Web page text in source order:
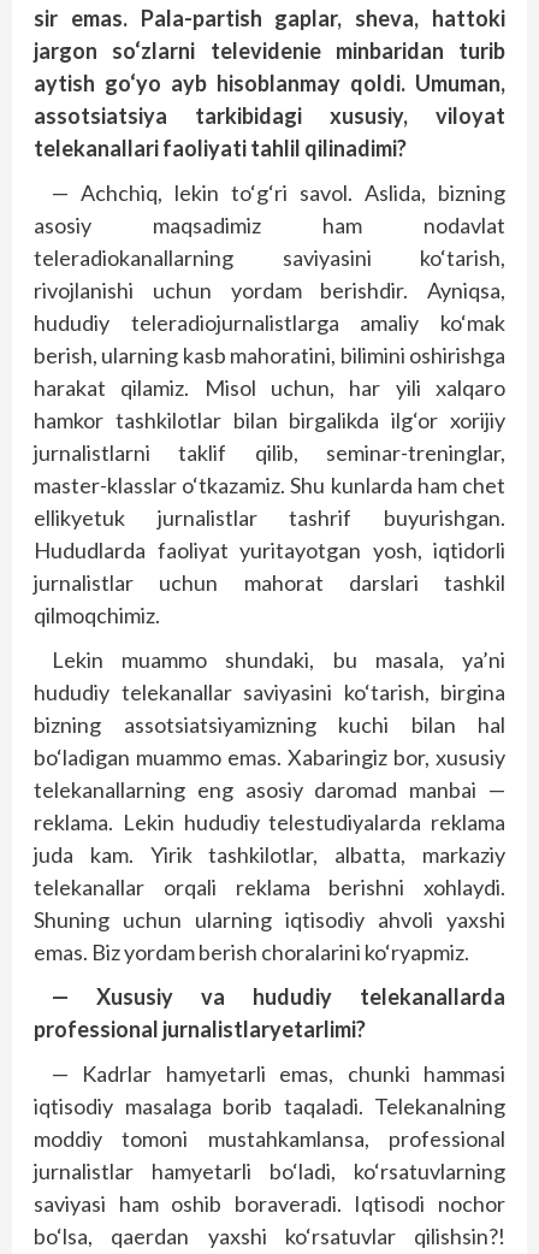
sir emas. Pala-partish gaplar, sheva, hattoki
jargon so‘zlarni televidenie minbaridan turib
aytish go‘yo ayb hisoblanmay qoldi. Umuman,
assotsiatsiya tarkibidagi xususiy, viloyat
telekanallari faoliyati tahlil qilinadimi?
— Achchiq, lekin to‘g‘ri savol. Aslida, bizning
asosiy maqsadimiz ham nodavlat
teleradiokanallarning saviyasini ko‘tarish,
rivojlanishi uchun yordam berishdir. Ayniqsa,
hududiy teleradiojurnalistlarga amaliy ko‘mak
berish, ularning kasb mahoratini, bilimini oshirishga
harakat qilamiz. Misol uchun, har yili xalqaro
hamkor tashkilotlar bilan birgalikda ilg‘or xorijiy
jurnalistlarni taklif qilib, seminar-trening­lar,
master-klasslar o‘tkazamiz. Shu kunlarda ham chet
ellikyetuk jurnalistlar tashrif buyurishgan.
Hududlarda faoliyat yuritayotgan yosh, iqtidorli
jurnalist­lar uchun mahorat darslari tashkil
qilmoqchimiz.
Lekin muammo shundaki, bu masala, ya’ni
hududiy telekanallar saviyasini ko‘tarish, birgina
bizning assotsiatsiyamizning kuchi bilan hal
bo‘ladigan muammo emas. Xabaringiz bor, xususiy
telekanallarning eng asosiy daromad manbai —
reklama. Lekin hududiy telestudiyalarda reklama
juda kam. Yirik tashkilotlar, albatta, markaziy
telekanallar orqali reklama berishni xohlaydi.
Shuning uchun ularning iqtisodiy ahvoli yaxshi
emas. Biz yordam berish choralarini ko‘ryapmiz.
— Xususiy va hududiy telekanallarda
professional jurnalistlaryetarlimi?
— Kadrlar hamyetarli emas, chunki hammasi
iqtisodiy masalaga borib taqaladi. Telekanalning
moddiy tomoni mustahkamlansa, professional
jurnalistlar hamyetarli bo‘ladi, ko‘rsatuvlarning
saviyasi ham oshib boraveradi. Iqtisodi nochor
bo‘lsa, qaerdan yaxshi ko‘rsatuvlar qilishsin?!